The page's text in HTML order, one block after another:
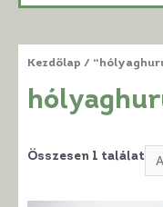
Kezdőlap /
Összesen 1 találat